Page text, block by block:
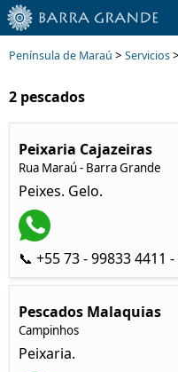
Península de Maraú > Servicios>
2 pescados
Peixaria Cajazeiras
Rua Maraú - Barra Grande
Peixes. Gelo.
📞 +55 73 - 99833 4411 -
Pescados Malaquias
Campinhos
Peixaria.